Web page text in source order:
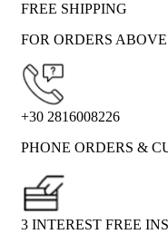
FREE SHIPPING
FOR ORDERS
+30 2816008226
PHONE ORDERS &
3 INTEREST FREE